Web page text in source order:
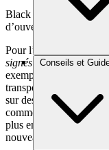
Brèves et actus
Conseils et
Black & White Burger
d’ouverture pour
Pour l’année 2026, la
signés et sécurisés sur
exemple à la gare de
transport.
Black &
sur des emplacements
commerciaux mais
plus en plus sur ses
nouveaux restaurants.